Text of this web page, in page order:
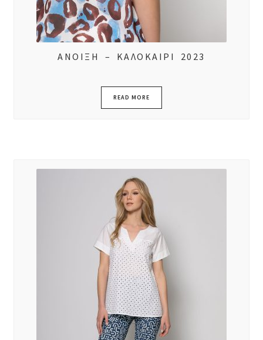
ΑΝΟΙΞΗ – ΚΑΛΟΚΑΙΡΙ 2023
READ MORE